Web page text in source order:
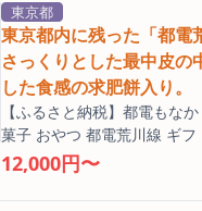
東京都
東京都内に残った「都電
さっくりとした最中皮の
した食感の求肥餅入り。
【ふるさと納税】都電もな
菓子 おやつ 都電荒川線 ギ
12,000円〜